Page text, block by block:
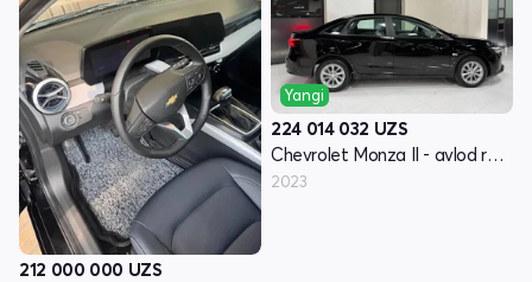
212 000 000 UZS
Yangi
224 014 032 UZS
Chevrolet Monza II - avlod restyling
2023